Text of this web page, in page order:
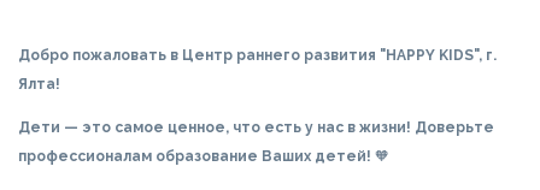
Добро пожаловать в Центр раннего развития "HAPPY KIDS", г.
Ялта!
Дети — это самое ценное, что есть у нас в жизни! Доверьте
профессионалам образование Ваших детей! 🧡